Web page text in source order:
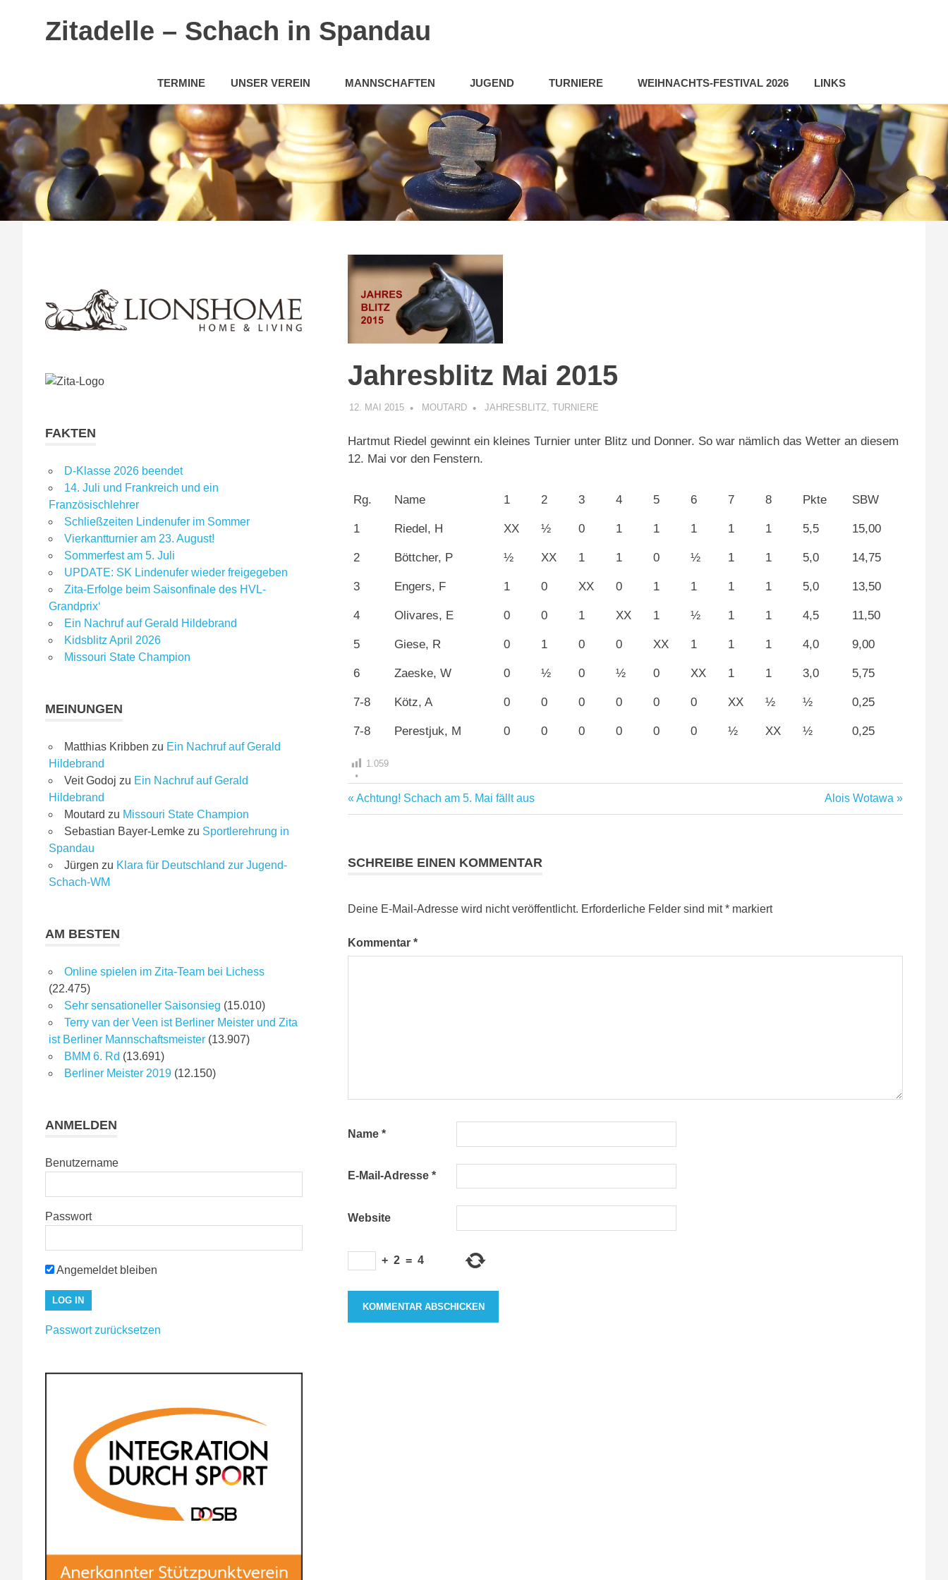
Zum
Inhalt
springen
Zitadelle – Schach in Spandau
TERMINE UNSER VEREIN MANNSCHAFTEN JUGEND TURNIERE WEIHNACHTS-FESTIVAL 2026 LINKS
Jahresblitz Mai 2015
12. MAI 2015 MOUTARD JAHRESBLITZ,TURNIERE
Hartmut Riedel gewinnt ein kleines Turnier unter Blitz und Donner. So war nämlich das Wetter an diesem
12. Mai vor den Fenstern.
Rg. Name 1 2 3 4 5 6 7 8 Pkte SBW
1 Riedel, H XX ½ 0 1 1 1 1 1 5,5 15,00
2 Böttcher, P ½ XX 1 1 0 ½ 1 1 5,0 14,75
3 Engers, F 1 0 XX 0 1 1 1 1 5,0 13,50
4 Olivares, E 0 0 1 XX 1 ½ 1 1 4,5 11,50
5 Giese, R 0 1 0 0 XX 1 1 1 4,0 9,00
6 Zaeske, W 0 ½ 0 ½ 0 XX 1 1 3,0 5,75
7-8 Kötz, A 0 0 0 0 0 0 XX ½ ½ 0,25
7-8 Perestjuk, M 0 0 0 0 0 0 ½ XX ½ 0,25
1.059
Beitragsnavigation
Vorheriger
Beitrag:
Achtung! Schach am 5. Mai fällt aus
Nächster
Beitrag:
Alois Wotawa
SCHREIBE EINEN KOMMENTAR
Deine E-Mail-Adresse wird nicht veröffentlicht. Erforderliche Felder sind mit*markiert
Kommentar *
Name *
E-Mail-Adresse *
Website
+ 2 = 4
FAKTEN
D-Klasse 2026 beendet
14. Juli und Frankreich und ein
Französischlehrer
Schließzeiten Lindenufer im Sommer
Vierkantturnier am 23. August!
Sommerfest am 5. Juli
UPDATE: SK Lindenufer wieder freigegeben
Zita-Erfolge beim Saisonfinale des HVL-
Grandprix‘
Ein Nachruf auf Gerald Hildebrand
Kidsblitz April 2026
Missouri State Champion
MEINUNGEN
Matthias Kribben zu Ein Nachruf auf Gerald
Hildebrand
Veit Godoj zu Ein Nachruf auf Gerald
Hildebrand
Moutard zu Missouri State Champion
Sebastian Bayer-Lemkezu Sportlerehrung in
Spandau
Jürgen zu Klara für Deutschland zur Jugend-
Schach-WM
AM BESTEN
Online spielen im Zita-Team bei Lichess
(22.475)
Sehr sensationeller Saisonsieg (15.010)
Terry van der Veen ist Berliner Meister und Zita
ist Berliner Mannschaftsmeister (13.907)
BMM 6. Rd (13.691)
Berliner Meister 2019 (12.150)
ANMELDEN
Benutzername
Passwort
Angemeldet bleiben
Passwort zurücksetzen